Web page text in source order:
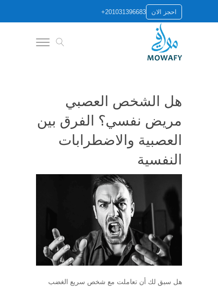
احجز الان +201031396683
هل الشخص العصبي
مريض نفسي؟ الفرق بين
العصبية والاضطرابات
النفسية
هل سبق لك أن تعاملت مع شخص سريع الغضب